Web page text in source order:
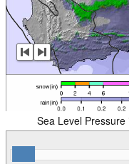
Sea Level